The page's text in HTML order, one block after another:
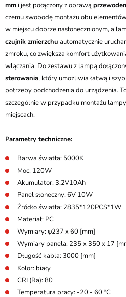
mm i jest połączony z oprawą
czemu swobodę montażu obu
w miejscu dobrze nasłonecznionym, a
czujnik zmierzchu automatycznie
zmroku, co zwiększa komfort
włączania. Do zestawu z lampą
sterowania, który umożliwia łatwą i
potrzeby podchodzenia do urządzenia.
szczególnie w przypadku montażu
miejscach.
Parametry techniczne:
Barwa światła: 5000K
Moc: 120W
Akumulator: 3,2V10Ah
Panel słoneczny: 6V 10W
Źródło światła: 2835*120PCS*1W
Materiał: PC
Wymiary: φ237 x 60 [mm]
Wymiary panela: 235 x 350 x 17
Długość kabla: 3000 [mm]
Kolor: biały
CRI (Ra): 80
Temperatura pracy: -20 - 60 °C